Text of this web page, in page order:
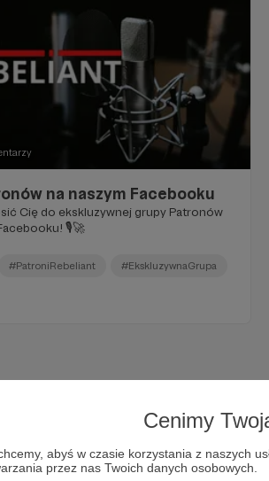
Cenimy
abyś w czasie korzystania z naszych
przez nas Twoich danych osobowych.
na naszym Facebooku
Cię do ekskluzywnej grupy Patronów
🎙️🚀
#PatroniRebeliant #EkskluzywnaGrupa